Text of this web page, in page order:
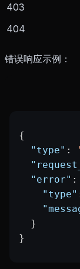
403
404
错误响应示例：
{
  "type"
:
  "error"
:
    "type"
  }
}